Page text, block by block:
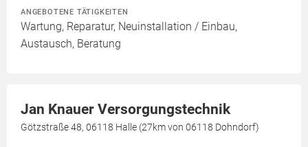
ANGEBOTENE TÄTIGKEITEN
Wartung, Reparatur, Neuinstallation / Einbau,
Austausch, Beratung
Jan Knauer Versorgungstechnik
Götzstraße 48, 06118 Halle (27km von 06118 Dohndorf)